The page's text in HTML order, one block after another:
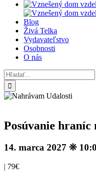
Blog
Živá Telka
Vydavateľstvo
Osobnosti
O nás
Hľadať:
Posúvanie hraníc
14. marca 2027 ❊
| 79€